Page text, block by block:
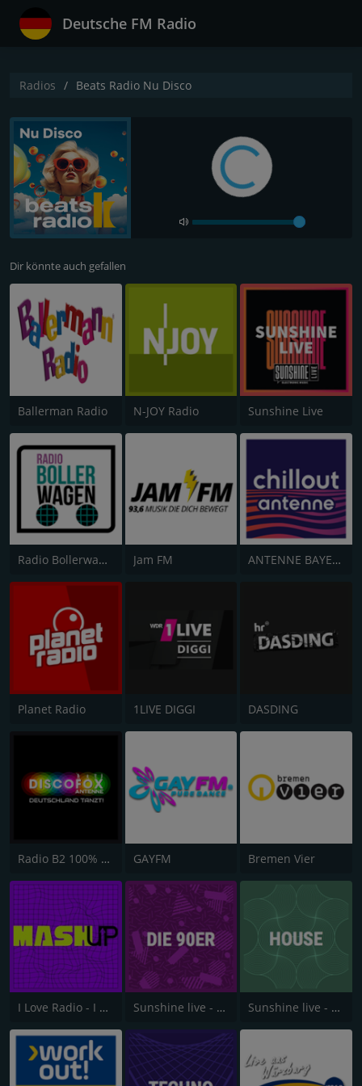
Deutsche FM Radio
Radios Beats Radio Nu Disco
Dir könnte auch gefallen
Ballerman Radio N-JOY Radio Sunshine Live
Radio Bollerwagen Jam FM ANTENNE BAYERN Chillout
Planet Radio 1LIVE DIGGI DASDING
Radio B2 100% SchlagerMIXX GAYFM Bremen Vier
I Love Radio - I Love Mashup Sunshine live - Die 90er Sunshine live - House